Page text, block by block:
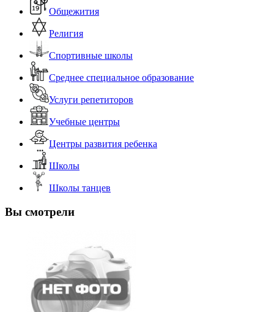
Общежития
Религия
Спортивные школы
Среднее специальное образование
Услуги репетиторов
Учебные центры
Центры развития ребенка
Школы
Школы танцев
Вы смотрели